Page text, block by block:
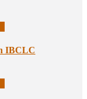
IBCLC